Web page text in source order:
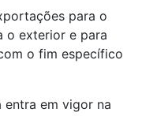
para o
o exterior e para
o fim específico
entra em vigor na